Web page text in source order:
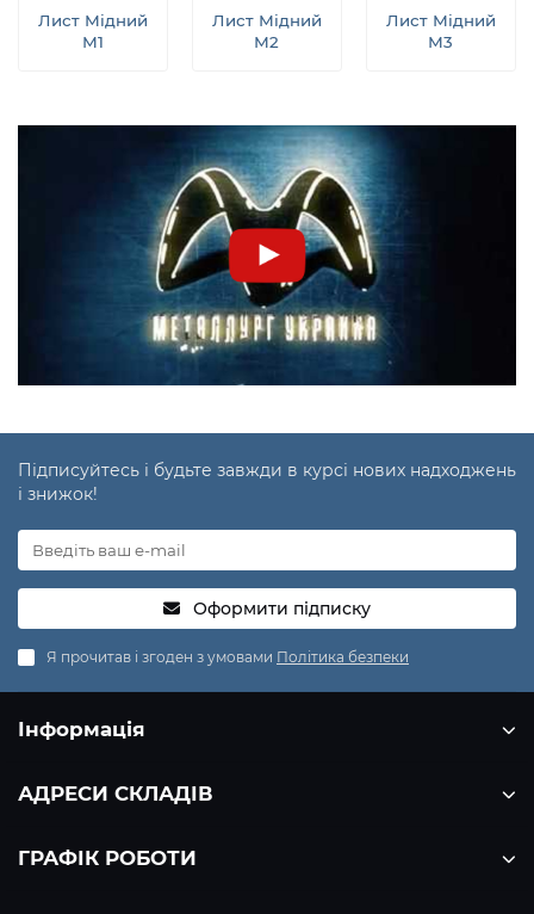
Лист Мідний
М1
Лист Мідний
М2
Лист Мідний
М3
Підписуйтесь і будьте завжди в курсі нових надходжень
і знижок!
Оформити підписку
Я прочитав і згоден з умовами Політика безпеки
Інформація
АДРЕСИ СКЛАДІВ
ГРАФІК РОБОТИ